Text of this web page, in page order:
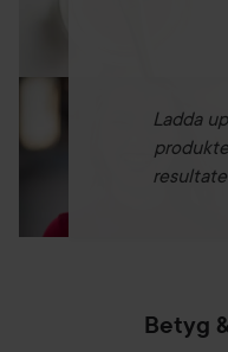
Ladda
Betyg